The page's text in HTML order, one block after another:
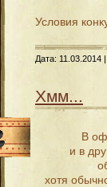
Условия
Дата: 11.03.2014
Хмм...
В
и в
хотя